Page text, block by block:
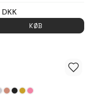
DKK
KØB